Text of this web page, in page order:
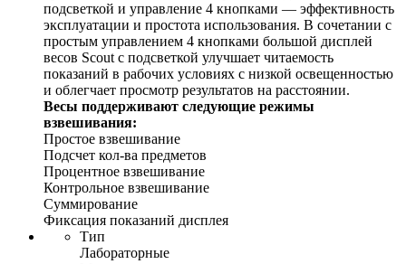
подсветкой и управление 4 кнопками — эффективность
эксплуатации и простота использования. В сочетании с
простым управлением 4 кнопками большой дисплей
весов Scout с подсветкой улучшает читаемость
показаний в рабочих условиях с низкой освещенностью
и облегчает просмотр результатов на расстоянии.
Весы поддерживают следующие режимы
взвешивания:
Простое взвешивание
Подсчет кол-ва предметов
Процентное взвешивание
Контрольное взвешивание
Суммирование
Фиксация показаний дисплея
Тип
Лабораторные